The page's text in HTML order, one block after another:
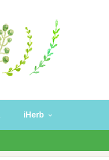
iHerb